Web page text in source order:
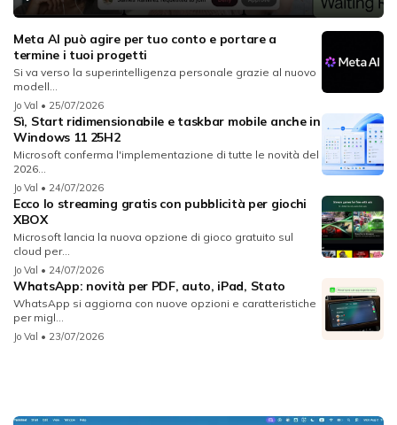
Meta AI può agire per tuo conto e portare a
termine i tuoi progetti
Si va verso la superintelligenza personale grazie al nuovo
modell...
Jo Val • 25/07/2026
Sì, Start ridimensionabile e taskbar mobile anche in
Windows 11 25H2
Microsoft conferma l'implementazione di tutte le novità del
2026...
Jo Val • 24/07/2026
Ecco lo streaming gratis con pubblicità per giochi
XBOX
Microsoft lancia la nuova opzione di gioco gratuito sul
cloud per...
Jo Val • 24/07/2026
WhatsApp: novità per PDF, auto, iPad, Stato
WhatsApp si aggiorna con nuove opzioni e caratteristiche
per migl...
Jo Val • 23/07/2026